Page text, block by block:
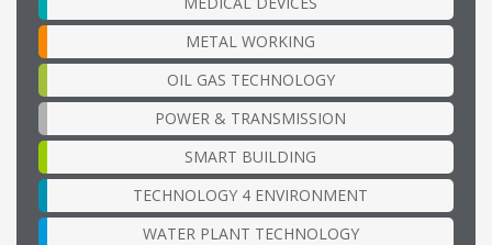
METAL WORKING
OIL GAS TECHNOLOGY
POWER & TRANSMISSION
SMART BUILDING
TECHNOLOGY 4 ENVIRONMENT
WATER PLANT TECHNOLOGY